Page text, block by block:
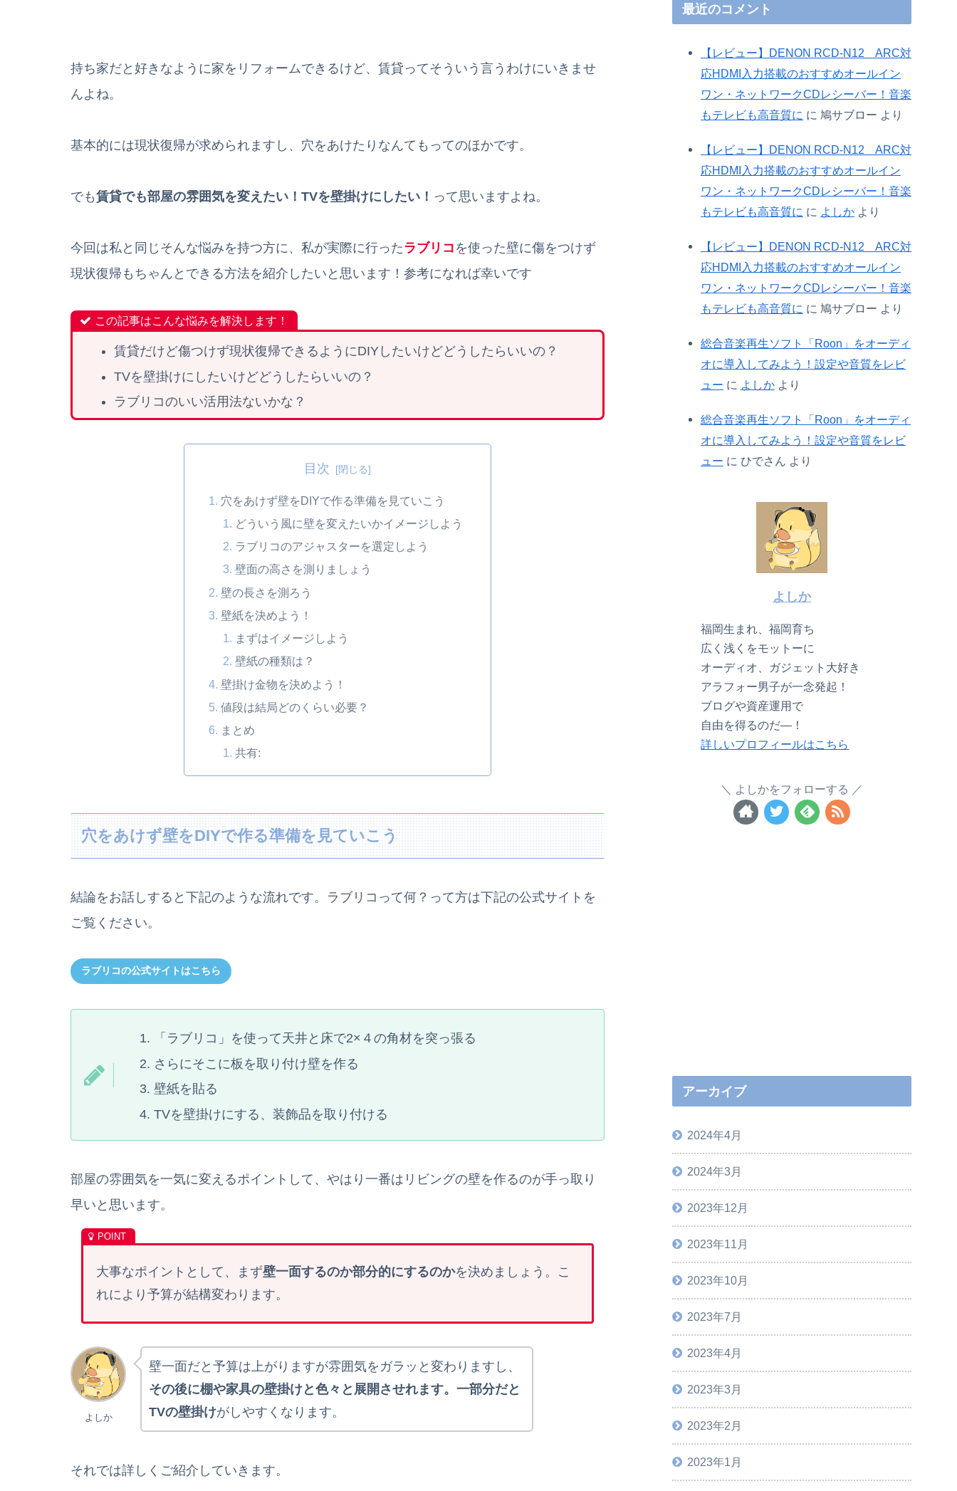
持ち家だと好きなように家をリフォームできるけど、賃貸ってそういう言うわけにいきませ
んよね。
基本的には現状復帰が求められますし、穴をあけたりなんてもってのほかです。
でも賃貸でも部屋の雰囲気を変えたい！TVを壁掛けにしたい！ って思いますよね。
今回は私と同じそんな悩みを持つ方に、私が実際に行った ラブリコ を使った壁に傷をつけず
現状復帰もちゃんとできる方法を紹介したいと思います！参考になれば幸いです
この記事はこんな悩みを解決します！
賃貸だけど傷つけず現状復帰できるようにDIYしたいけどどうしたらいいの？
TVを壁掛けにしたいけどどうしたらいいの？
ラブリコのいい活用法ないかな？
目次
穴をあけず壁をDIYで作る準備を見ていこう
どういう風に壁を変えたいかイメージしよう
ラブリコのアジャスターを選定しよう
壁面の高さを測りましょう
壁の長さを測ろう
壁紙を決めよう！
まずはイメージしよう
壁紙の種類は？
壁掛け金物を決めよう！
値段は結局どのくらい必要？
まとめ
共有:
穴をあけず壁をDIYで作る準備を見ていこう
結論をお話しすると下記のような流れです。ラブリコって何？って方は下記の公式サイトを
ご覧ください。
ラブリコの公式サイトはこちら
「ラブリコ」を使って天井と床で2×４の角材を突っ張る
さらにそこに板を取り付け壁を作る
壁紙を貼る
TVを壁掛けにする、装飾品を取り付ける
部屋の雰囲気を一気に変えるポイントして、やはり一番はリビングの壁を作るのが手っ取り
早いと思います。
大事なポイントとして、まず壁一面するのか部分的にするのかを決めましょう。こ
れにより予算が結構変わります。
よしか
壁一面だと予算は上がりますが雰囲気をガラッと変わりますし、
その後に棚や家具の壁掛けと色々と展開させれます。一部分だと
TVの壁掛けがしやすくなります。
それでは詳しくご紹介していきます。
最近のコメント
【レビュー】DENON RCD-N12 ARC対
応HDMI入力搭載のおすすめオールイン
ワン・ネットワークCDレシーバー！音楽
もテレビも高音質に に 鳩サブロー より
【レビュー】DENON RCD-N12 ARC対
応HDMI入力搭載のおすすめオールイン
ワン・ネットワークCDレシーバー！音楽
もテレビも高音質に に よしか より
【レビュー】DENON RCD-N12 ARC対
応HDMI入力搭載のおすすめオールイン
ワン・ネットワークCDレシーバー！音楽
もテレビも高音質に に 鳩サブロー より
総合音楽再生ソフト「Roon」をオーディ
オに導入してみよう！設定や音質をレビ
ュー に よしか より
総合音楽再生ソフト「Roon」をオーディ
オに導入してみよう！設定や音質をレビ
ュー に ひでさん より
よしか
福岡生まれ、福岡育ち
広く浅くをモットーに
オーディオ、ガジェット大好き
アラフォー男子が一念発起！
ブログや資産運用で
自由を得るのだ―！
詳しいプロフィールはこちら
よしかをフォローする
アーカイブ
2024年4月
2024年3月
2023年12月
2023年11月
2023年10月
2023年7月
2023年4月
2023年3月
2023年2月
2023年1月